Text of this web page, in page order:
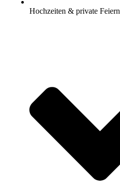
Hochzeiten & private Feiern